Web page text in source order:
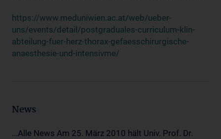
https://www.meduniwien.ac.at/web/ueber-
uns/events/detail/postgraduales-curriculum-klin-
abteilung-fuer-herz-thorax-gefaesschirurgische-
anaesthesie-und-intensivme/
News
...Alle News Am 25. März 2010 hält Univ. Prof. Dr.